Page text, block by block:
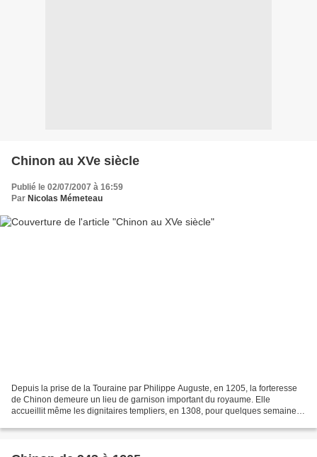
Chinon au XVe siècle
Publié le 02/07/2007 à 16:59
Par Nicolas Mémeteau
Depuis la prise de la Touraine par Philippe Auguste, en 1205, la forteresse
de Chinon demeure un lieu de garnison important du royaume. Elle
accueillit même les dignitaires templiers, en 1308, pour quelques semaines